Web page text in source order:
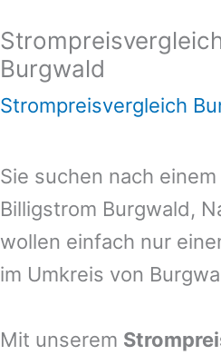
Burgwald
Strompreisvergleich
Sie suchen nach einem
Billigstrom Burgwald,
wollen einfach nur
im Umkreis von
Mit unserem